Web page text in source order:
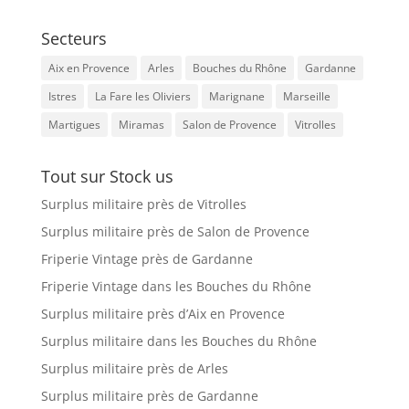
Secteurs
Aix en Provence Arles Bouches du Rhône
Gardanne
Istres
La Fare les Oliviers Marignane
Marseille
Martigues
Miramas Salon de Provence Vitrolles
Tout sur Stock us
Surplus militaire près de Vitrolles
Surplus militaire près de Salon de Provence
Friperie Vintage près de Gardanne
Friperie Vintage dans les Bouches du Rhône
Surplus militaire près d’Aix en Provence
Surplus militaire dans les Bouches du Rhône
Surplus militaire près de Arles
Surplus militaire près de Gardanne